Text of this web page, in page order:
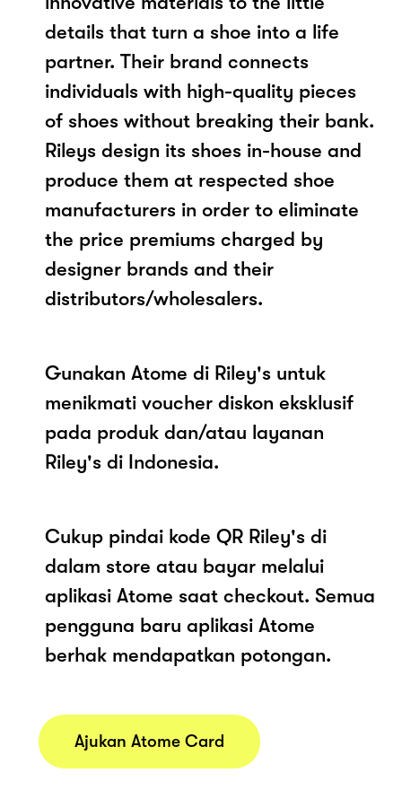
details that turn a shoe into a life
partner. Their brand connects
individuals with high-quality pieces
of shoes without breaking their bank.
Rileys design its shoes in-house and
produce them at respected shoe
manufacturers in order to eliminate
the price premiums charged by
designer brands and their
distributors/wholesalers.
Gunakan Atome di Riley's untuk
menikmati voucher diskon eksklusif
pada produk dan/atau layanan
Riley's di Indonesia.
Cukup pindai kode QR Riley's di
dalam store atau bayar melalui
aplikasi Atome saat checkout. Semua
pengguna baru aplikasi Atome
berhak mendapatkan potongan.
Ajukan Atome Card